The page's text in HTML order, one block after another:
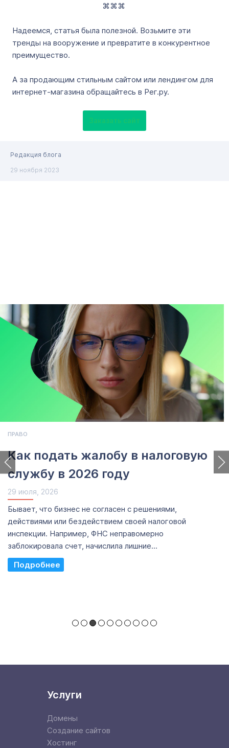
⌘⌘⌘
Надеемся, статья была полезной. Возьмите эти
тренды на вооружение и превратите в конкурентное
преимущество.
А за продающим стильным сайтом или лендингом для
интернет-магазина обращайтесь в Рег.ру.
Заказать сайт
Редакция блога
29 ноября 2023
ПРАВО
Как подать жалобу в налоговую
службу в 2026 году
29 июля, 2026
Бывает, что бизнес не согласен с решениями,
действиями или бездействием своей налоговой
инспекции. Например, ФНС неправомерно
заблокировала счет, начислила лишние...
Read More
Услуги
Домены
Создание сайтов
Хостинг